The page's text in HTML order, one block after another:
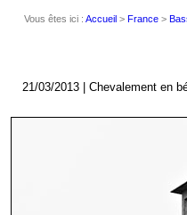
Vous êtes ici : Accueil > France >
21/03/2013 | Chevalement en